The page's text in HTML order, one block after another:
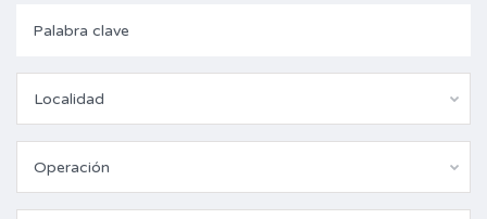
Localidad
Operación